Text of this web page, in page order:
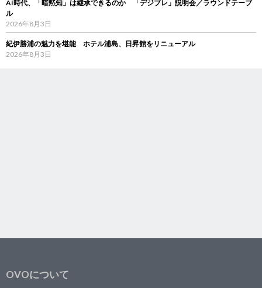
AI時代、「暗黙知」は継承できるのか 「デジブレ」説明会／ラウンドテーブ
ル
2026年8月3日
紀伊勝浦の魅力を堪能 ホテル浦島、日昇館をリニューアル
2026年8月3日
OVOについて